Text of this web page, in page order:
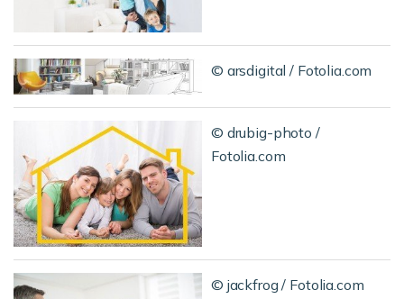
© arsdigital / Fotolia.com
© drubig-photo /
Fotolia.com
© jackfrog / Fotolia.com